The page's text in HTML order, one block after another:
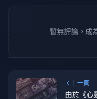
暫無評論。成
上一頁
由於《心